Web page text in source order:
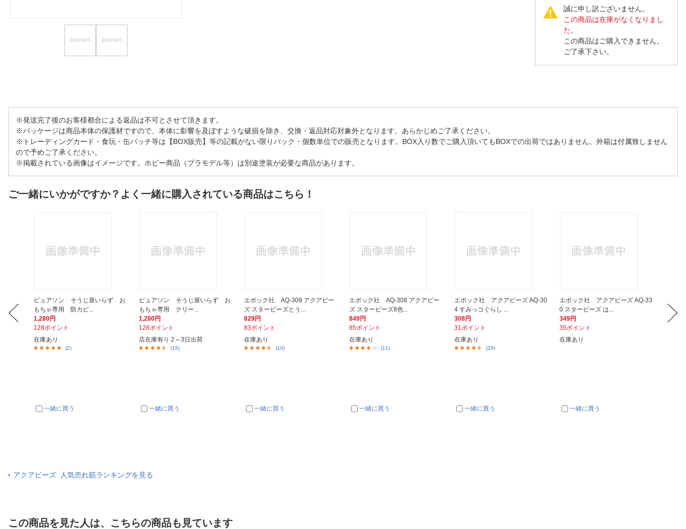
誠に申し訳ございません。
この商品は在庫がなくなりまし
た。
この商品はご購入できません。
ご了承下さい。
※発送完了後のお客様都合による返品は不可とさせて頂きます。
※パッケージは商品本体の保護材ですので、本体に影響を及ぼすような破損を除き、交換・返品対応対象外となります。あらかじめご了承ください。
※トレーディングカード・食玩・缶バッチ等は【BOX販売】等の記載がない限りパック・個数単位での販売となります。BOX入り数でご購入頂いてもBOXでの出荷ではありません。外箱は付属致しません
ので予めご了承ください。
※掲載されている画像はイメージです。ホビー商品（プラモデル等）は別途塗装が必要な商品があります。
ご一緒にいかがですか？よく一緒に購入されている商品はこちら！
ピュアソン そうじ屋いらず お
もちゃ専用 防カビ...
1,280円
128ポイント
在庫あり
(2)
一緒に買う
ピュアソン そうじ屋いらず お
もちゃ専用 クリー...
1,280円
128ポイント
店在庫有り 2～3日出荷
(15)
一緒に買う
エポック社 AQ-309 アクアビー
ズ スタービーズとう...
829円
83ポイント
在庫あり
(10)
一緒に買う
エポック社 AQ-308 アクアビー
ズ スタービーズ8色...
849円
85ポイント
在庫あり
(11)
一緒に買う
エポック社 アクアビーズ AQ-30
4 すみっコぐらし ...
308円
31ポイント
在庫あり
(29)
一緒に買う
エポック社 アクアビーズ AQ-33
0 スタービーズ は...
349円
35ポイント
在庫あり
一緒に買う
1 スタ
320円
アクアビーズ 人気売れ筋ランキングを見る
この商品を見た人は、こちらの商品も見ています